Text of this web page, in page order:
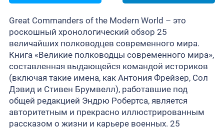
Great Commanders of the Modern World – это
роскошный хронологический обзор 25
величайших полководцев современного мира.
Книга «Великие полководцы современного мира»,
составленная выдающейся командой историков
(включая такие имена, как Антония Фрейзер, Сол
Дэвид и Стивен Брумвелл), работавшие под
общей редакцией Эндрю Робертса, является
авторитетным и прекрасно иллюстрированным
рассказом о жизни и карьере военных. 25